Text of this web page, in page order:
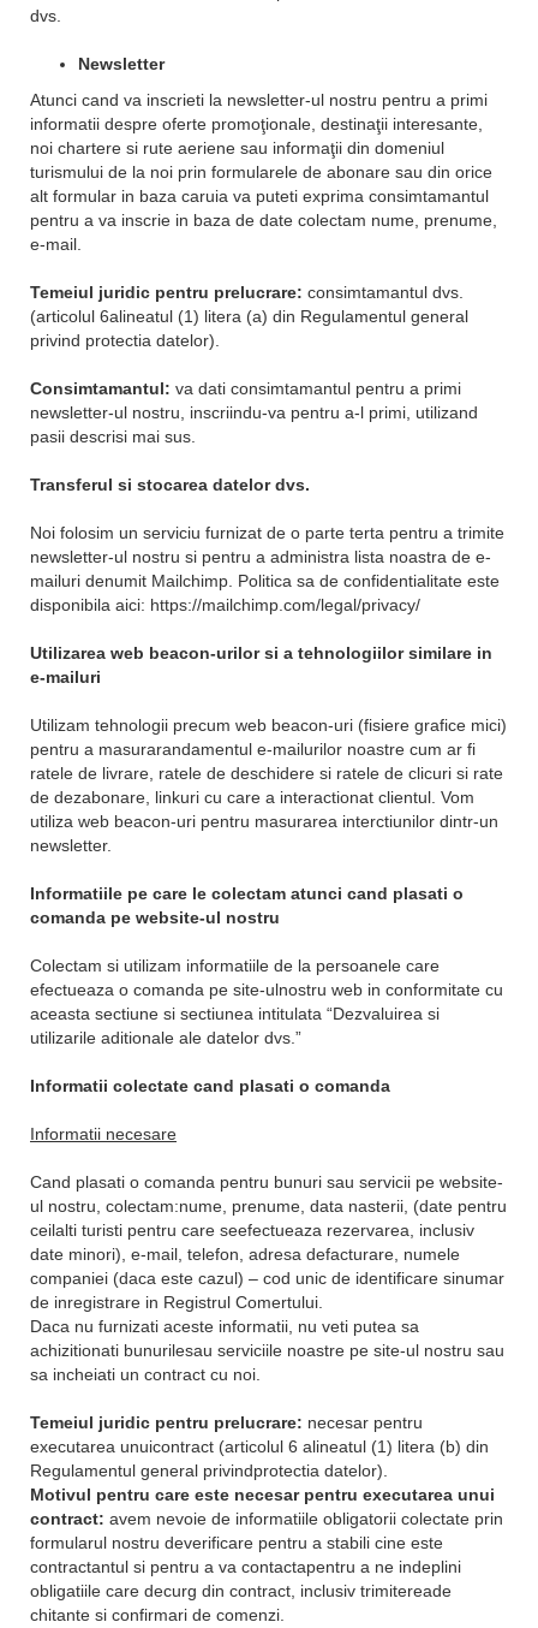
dvs.
Newsletter
Atunci cand va inscrieti la newsletter-ul nostru pentru a primi
informatii despre oferte promoţionale, destinaţii interesante,
noi chartere si rute aeriene sau informaţii din domeniul
turismului de la noi prin formularele de abonare sau din orice
alt formular in baza caruia va puteti exprima consimtamantul
pentru a va inscrie in baza de date colectam nume, prenume,
e-mail.
Temeiul juridic pentru prelucrare: consimtamantul dvs.
(articolul 6alineatul (1) litera (a) din Regulamentul general
privind protectia datelor).
Consimtamantul: va dati consimtamantul pentru a primi
newsletter-ul nostru, inscriindu-va pentru a-l primi, utilizand
pasii descrisi mai sus.
Transferul si stocarea datelor dvs.
Noi folosim un serviciu furnizat de o parte terta pentru a trimite
newsletter-ul nostru si pentru a administra lista noastra de e-
mailuri denumit Mailchimp. Politica sa de confidentialitate este
disponibila aici: https://mailchimp.com/legal/privacy/
Utilizarea web beacon-urilor si a tehnologiilor similare in
e-mailuri
Utilizam tehnologii precum web beacon-uri (fisiere grafice mici)
pentru a masurarandamentul e-mailurilor noastre cum ar fi
ratele de livrare, ratele de deschidere si ratele de clicuri si rate
de dezabonare, linkuri cu care a interactionat clientul. Vom
utiliza web beacon-uri pentru masurarea interctiunilor dintr-un
newsletter.
Informatiile pe care le colectam atunci cand plasati o
comanda pe website-ul nostru
Colectam si utilizam informatiile de la persoanele care
efectueaza o comanda pe site-ulnostru web in conformitate cu
aceasta sectiune si sectiunea intitulata “Dezvaluirea si
utilizarile aditionale ale datelor dvs.”
Informatii colectate cand plasati o comanda
Informatii necesare
Cand plasati o comanda pentru bunuri sau servicii pe website-
ul nostru, colectam:nume, prenume, data nasterii, (date pentru
ceilalti turisti pentru care seefectueaza rezervarea, inclusiv
date minori), e-mail, telefon, adresa defacturare, numele
companiei (daca este cazul) – cod unic de identificare sinumar
de inregistrare in Registrul Comertului.
Daca nu furnizati aceste informatii, nu veti putea sa
achizitionati bunurilesau serviciile noastre pe site-ul nostru sau
sa incheiati un contract cu noi.
Temeiul juridic pentru prelucrare: necesar pentru
executarea unuicontract (articolul 6 alineatul (1) litera (b) din
Regulamentul general privindprotectia datelor).
Motivul pentru care este necesar pentru executarea unui
contract: avem nevoie de informatiile obligatorii colectate prin
formularul nostru deverificare pentru a stabili cine este
contractantul si pentru a va contactapentru a ne indeplini
obligatiile care decurg din contract, inclusiv trimitereade
chitante si confirmari de comenzi.